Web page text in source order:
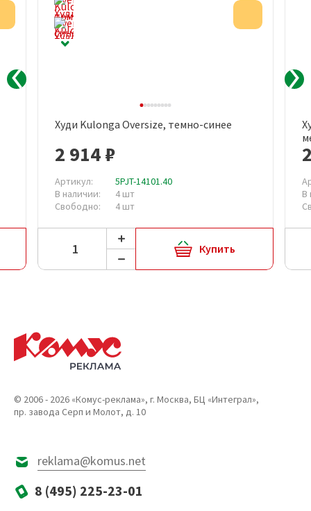
Худи Kulonga Oversize, темно-синее
2 914 ₽
Артикул:
5PJT-14101.40
В наличии:
4 шт
Свободно:
4 шт
Купить
В
© 2006 - 2026 «Комус-реклама», г. Москва, БЦ «Интеграл»,
пр. завода Серп и Молот, д. 10
reklama@komus.net
8 (495) 225-23-01